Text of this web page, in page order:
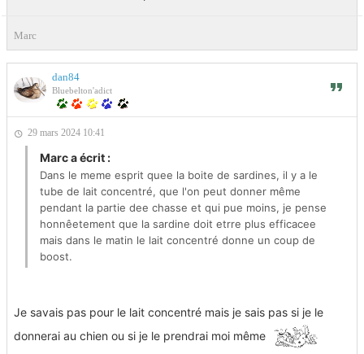
Marc
dan84
Bluebelton'adict
29 mars 2024 10:41
Marc a écrit :
Dans le meme esprit quee la boite de sardines, il y a le
tube de lait concentré, que l'on peut donner même
pendant la partie dee chasse et qui pue moins, je pense
honnêetement que la sardine doit etrre plus efficacee
mais dans le matin le lait concentré donne un coup de
boost.
Je savais pas pour le lait concentré mais je sais pas si je le
donnerai au chien ou si je le prendrai moi même